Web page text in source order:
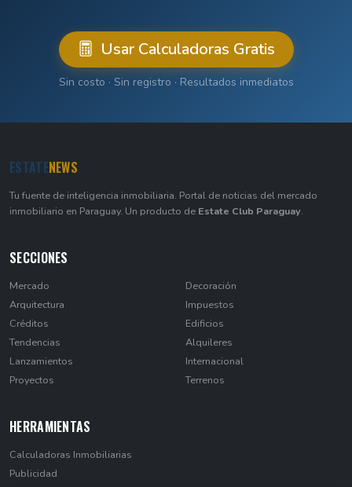
Usar Calculadoras Gratis
Sin costo · Sin registro · Resultados inmediatos
ESTATENEWS
Tu fuente de inteligencia inmobiliaria. Portal de noticias del mercado
inmobiliario en Paraguay. Un producto de Estate Club Paraguay.
SECCIONES
Mercado
Arquitectura
Créditos
Tendencias
Lanzamientos
Proyectos
Decoración
Impuestos
Edificios
Alquileres
Internacional
Terrenos
HERRAMIENTAS
Calculadoras Inmobiliarias
Publicidad